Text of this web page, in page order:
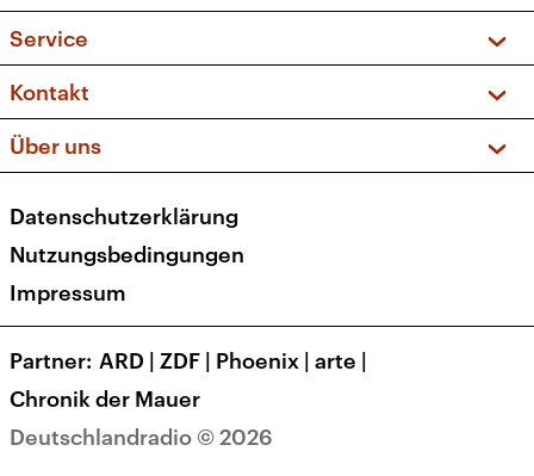
Sendungen und Podcasts
Musikliste
Kakadu – Das Kinderprogramm
Frequenzen (UKW + DAB+)
Service
FAQ
Apps
Newsletter
Veranstaltungen
Kontakt
Social Media
Über uns
Presse
Karriere
Transparenz
Deutschlandradio © 2026
Datenschutzerklärung
Nutzungsbedingungen
Impressum
Partner ARD | ZDF | Phoenix | arte |
Chronik der Mauer